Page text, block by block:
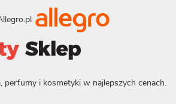
perfumy i kosmetyki w najlepszych cenach.